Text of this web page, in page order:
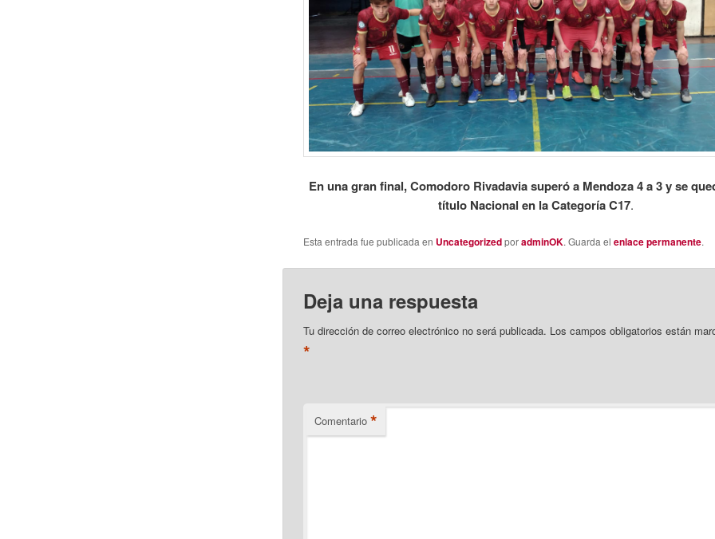
En una gran final, Comodoro Rivadavia superó a Mendoza 4 a 3 y se
título Nacional en la Categoría C17.
Esta entrada fue publicada en UncategorizedporadminOK. Guarda el enlace permanente.
Deja una respuesta
Tu dirección de correo electrónico no será publicada. Los campos obligatorios están
*
Comentario *